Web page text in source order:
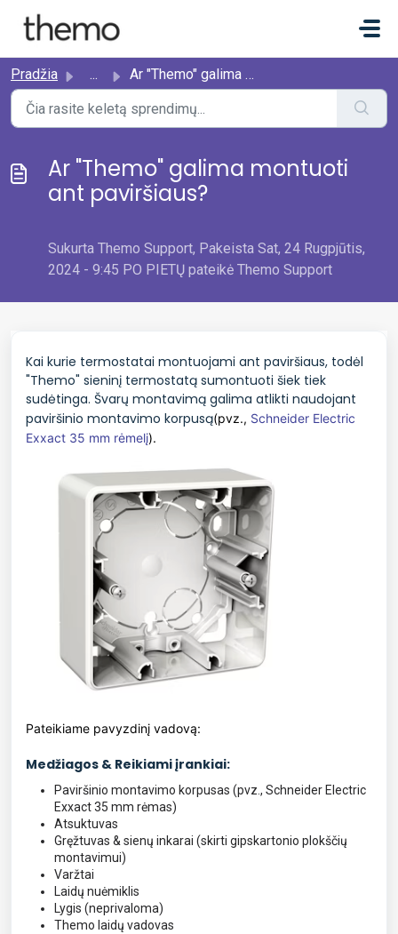
Pradžia ... Ar "Themo" galima montuoti ant paviršiaus?
Ar "Themo" galima montuoti
ant paviršiaus?
Sukurta Themo Support, Pakeista Sat, 24 Rugpjūtis,
2024 - 9:45 PO PIETŲ pateikė Themo Support
Kai kurie termostatai montuojami ant paviršiaus, todėl
"Themo" sieninį termostatą sumontuoti šiek tiek
sudėtinga. Švarų montavimą galima atlikti naudojant
paviršinio montavimo korpusą(pvz., Schneider Electric
Exxact 35 mm rėmelį).
Pateikiame pavyzdinį vadovą:
Medžiagos & Reikiami įrankiai:
Paviršinio montavimo korpusas (pvz., Schneider Electric
Exxact 35 mm rėmas)
Atsuktuvas
Gręžtuvas & sienų inkarai (skirti gipskartonio plokščių
montavimui)
Varžtai
Laidų nuėmiklis
Lygis (neprivaloma)
Themo laidų vadovas